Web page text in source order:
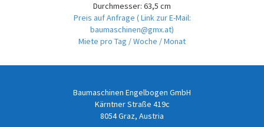
Durchmesser: 63,5 cm
Preis auf Anfrage ( Link zur E-Mail:
baumaschinen@gmx.at)
Miete pro Tag / Woche / Monat
Baumaschinen Engelbogen GmbH
Kärntner Straße 419c
8054 Graz, Austria